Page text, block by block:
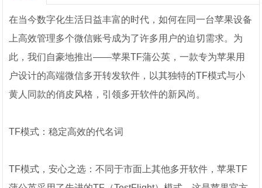
在当今数字化生活日益丰富的时代，如何在同一台苹果设备
上高效管理多个微信账号成为了许多用户的迫切需求。为
此，我们自豪地推出——苹果TF蒲公英，一款专为苹果用
户设计的高端微信多开转发软件，以其独特的TF模式与小
黄人同款的俏皮风格，引领多开软件的新风尚。
TF模式：稳定高效的代名词
TF模式，安心之选：不同于市面上其他多开软件，苹果TF